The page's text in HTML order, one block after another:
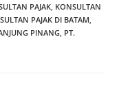
PAJAK, KONSULTAN
PAJAK DI BATAM,
PINANG, PT.